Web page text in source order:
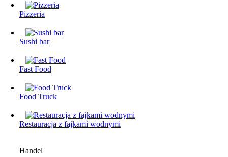
Pizzeria
Sushi bar
Fast Food
Food Truck
Restauracjа z fajkami wodnymi
Handel